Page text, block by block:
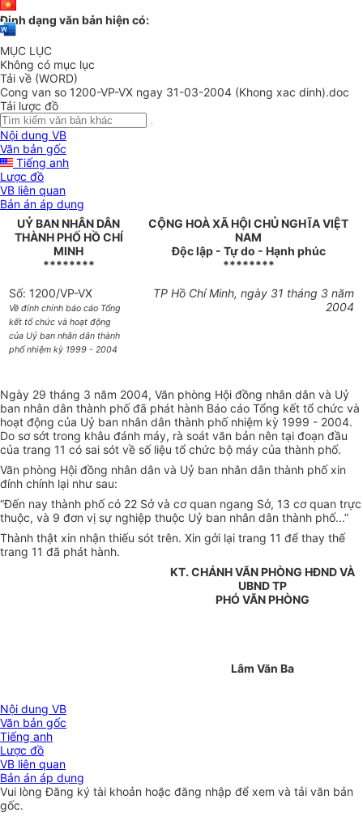
Định dạng văn bản hiện có:
MỤC LỤC
Không có mục lục
Tải về (WORD)
Cong van so 1200-VP-VX ngay 31-03-2004 (Khong xac dinh).doc
Tải lược đồ
Nội dung VB
Văn bản gốc
Tiếng anh
Lược đồ
VB liên quan
Bản án áp dụng
UỶ BAN NHÂN DÂN
THÀNH PHỐ HỒ CHÍ
MINH
********
CỘNG HOÀ XÃ HỘI CHỦ NGHĨA VIỆT
NAM
Độc lập - Tự do - Hạnh phúc
********
Số: 1200/VP-VX
Về đính chính báo cáo Tổng
kết tổ chức và hoạt động
của Uỷ ban nhân dân thành
phố nhiệm kỳ 1999 - 2004
TP Hồ Chí Minh, ngày 31 tháng 3 năm
2004
Ngày 29 tháng 3 năm 2004, Văn phòng Hội đồng nhân dân và Uỷ
ban nhân dân thành phố đã phát hành Báo cáo Tổng kết tổ chức và
hoạt động của Uỷ ban nhân dân thành phố nhiệm kỳ 1999 - 2004.
Do sơ sớt trong khâu đánh máy, rà soát văn bản nên tại đoạn đầu
của trang 11 có sai sót về số liệu tổ chức bộ máy của thành phố.
Văn phòng Hội đồng nhân dân và Uỷ ban nhân dân thành phố xin
đính chính lại như sau:
“Đến nay thành phố có 22 Sở và cơ quan ngang Sở, 13 cơ quan trực
thuộc, và 9 đơn vị sự nghiệp thuộc Uỷ ban nhân dân thành phố...”
Thành thật xin nhận thiếu sót trên. Xin gởi lại trang 11 để thay thế
trang 11 đã phát hành.
KT. CHÁNH VĂN PHÒNG HĐND VÀ
UBND TP
PHÓ VĂN PHÒNG
Lâm Văn Ba
Nội dung VB
Văn bản gốc
Tiếng anh
Lược đồ
VB liên quan
Bản án áp dụng
Vui lòngĐăng ký tài khoản hoặc đăng nhập để xem và tải văn bản
gốc.